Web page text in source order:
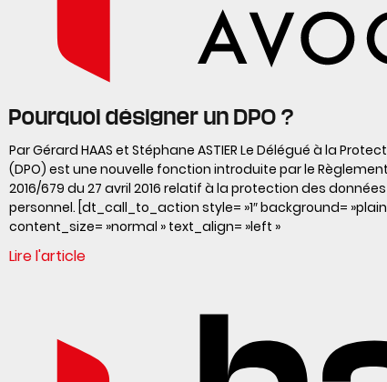
Pourquoi désigner un DPO ?
Par Gérard HAAS et Stéphane ASTIER Le Délégué à la
(DPO) est une nouvelle fonction introduite par le
2016/679 du 27 avril 2016 relatif à la protection des
personnel. [dt_call_to_action style= »1″ background= »plain
content_size= »normal » text_align= »left »
Lire l'article